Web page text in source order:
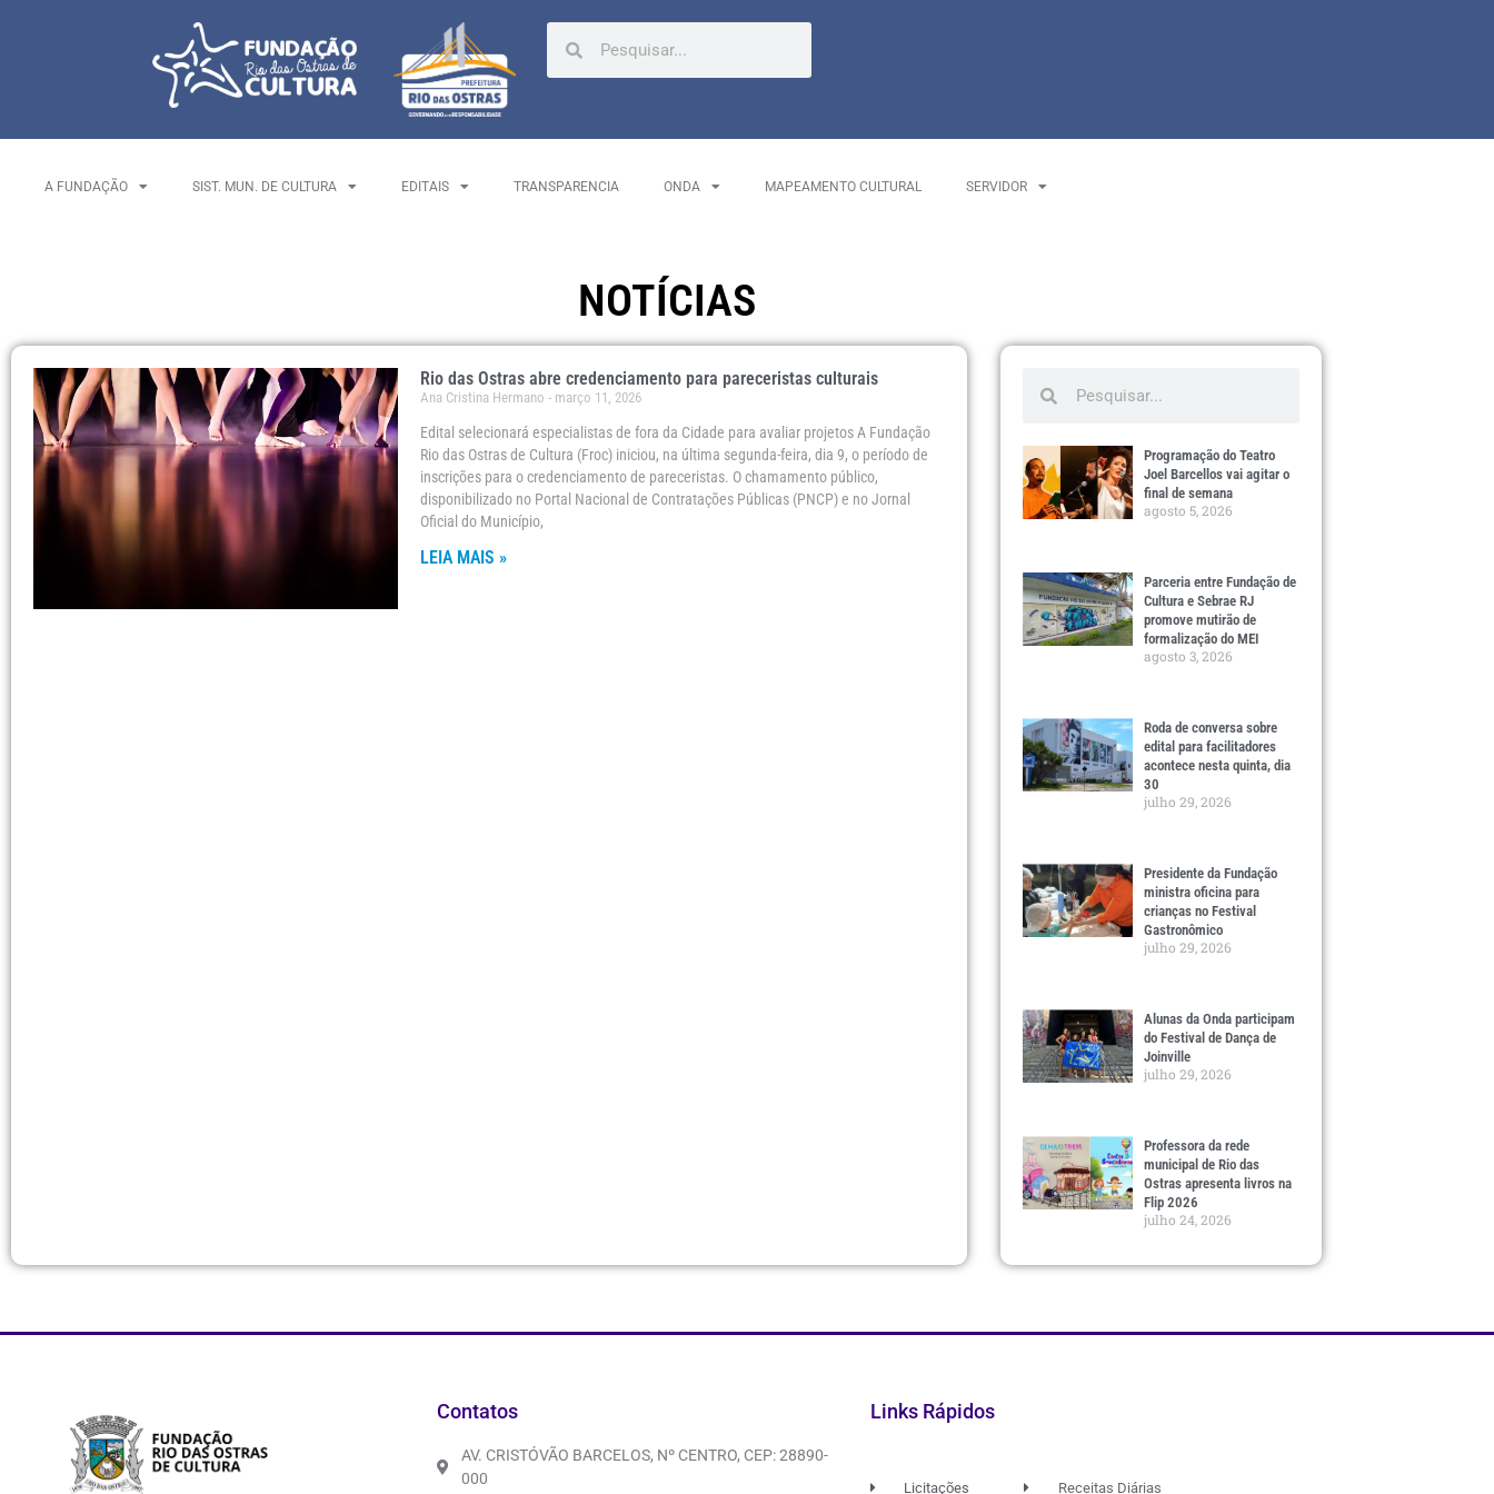
A FUNDAÇÃO SIST. MUN. DE CULTURA EDITAIS TRANSPARENCIA ONDA MAPEAMENTO CULTURAL SERVIDOR
NOTÍCIAS
Rio das Ostras abre credenciamento para pareceristas culturais
Ana Cristina Hermano março 11, 2026
Edital selecionará especialistas de fora da Cidade para avaliar projetos A Fundação
Rio das Ostras de Cultura (Froc) iniciou, na última segunda-feira, dia 9, o período de
inscrições para o credenciamento de pareceristas. O chamamento público,
disponibilizado no Portal Nacional de Contratações Públicas (PNCP) e no Jornal
Oficial do Município,
LEIA MAIS »
Programação do Teatro
Joel Barcellos vai agitar o
final de semana
agosto 5, 2026
Parceria entre Fundação de
Cultura e Sebrae RJ
promove mutirão de
formalização do MEI
agosto 3, 2026
Roda de conversa sobre
edital para facilitadores
acontece nesta quinta, dia
30
julho 29, 2026
Presidente da Fundação
ministra oficina para
crianças no Festival
Gastronômico
julho 29, 2026
Alunas da Onda participam
do Festival de Dança de
Joinville
julho 29, 2026
Professora da rede
municipal de Rio das
Ostras apresenta livros na
Flip 2026
julho 24, 2026
Contatos
AV. CRISTÓVÃO BARCELOS, Nº CENTRO, CEP: 28890-
000
Links Rápidos
Licitações Receitas Diárias